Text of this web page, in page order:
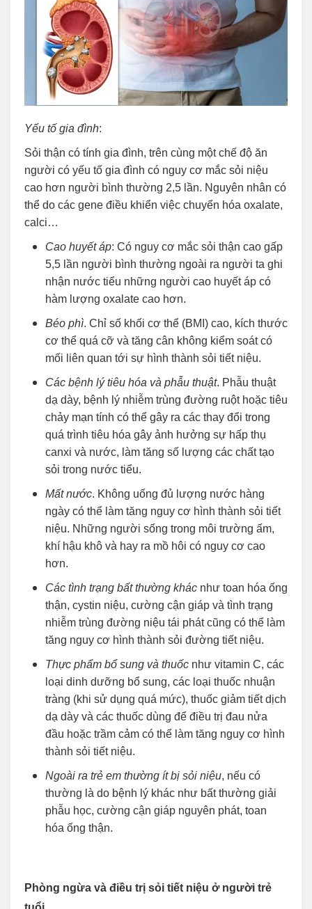
Yếu tố gia đình:
Sỏi thận có tính gia đình, trên cùng một chế độ ăn
người có yếu tố gia đình có nguy cơ mắc sỏi niệu
cao hơn người bình thường 2,5 lần. Nguyên nhân có
thể do các gene điều khiển việc chuyển hóa oxalate,
calci…
Cao huyết áp: Có nguy cơ mắc sỏi thận cao gấp
5,5 lần người bình thường ngoài ra người ta ghi
nhận nước tiểu những người cao huyết áp có
hàm lượng oxalate cao hơn.
Béo phì. Chỉ số khối cơ thể (BMI) cao, kích thước
cơ thể quá cỡ và tăng cân không kiểm soát có
mối liên quan tới sự hình thành sỏi tiết niệu.
Các bệnh lý tiêu hóa và phẫu thuật. Phẫu thuật
dạ dày, bệnh lý nhiễm trùng đường ruột hoặc tiêu
chảy mạn tính có thể gây ra các thay đổi trong
quá trình tiêu hóa gây ảnh hưởng sự hấp thụ
canxi và nước, làm tăng số lượng các chất tạo
sỏi trong nước tiểu.
Mất nước. Không uống đủ lượng nước hàng
ngày có thể làm tăng nguy cơ hình thành sỏi tiết
niệu. Những người sống trong môi trường ấm,
khí hậu khô và hay ra mồ hôi có nguy cơ cao
hơn.
Các tình trạng bất thường khác như toan hóa ống
thận, cystin niệu, cường cận giáp và tình trạng
nhiễm trùng đường niệu tái phát cũng có thể làm
tăng nguy cơ hình thành sỏi đường tiết niệu.
Thực phẩm bổ sung và thuốc như vitamin C, các
loại dinh dưỡng bổ sung, các loại thuốc nhuận
tràng (khi sử dụng quá mức), thuốc giảm tiết dịch
dạ dày và các thuốc dùng để điều trị đau nửa
đầu hoặc trầm cảm có thể làm tăng nguy cơ hình
thành sỏi tiết niệu.
Ngoài ra trẻ em thường ít bị sỏi niệu, nếu có
thường là do bệnh lý khác như bất thường giải
phẫu học, cường cận giáp nguyên phát, toan
hóa ống thận.
Phòng ngừa và điều trị sỏi tiết niệu ở người trẻ